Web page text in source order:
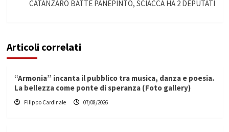
CATANZARO BATTE PANEPINTO, SCIACCA HA 2 DEPUTATI
Articoli correlati
“Armonia” incanta il pubblico tra musica, danza e poesia.
La bellezza come ponte di speranza (Foto gallery)
Filippo Cardinale 07/08/2026